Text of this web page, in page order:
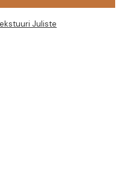
Juliste